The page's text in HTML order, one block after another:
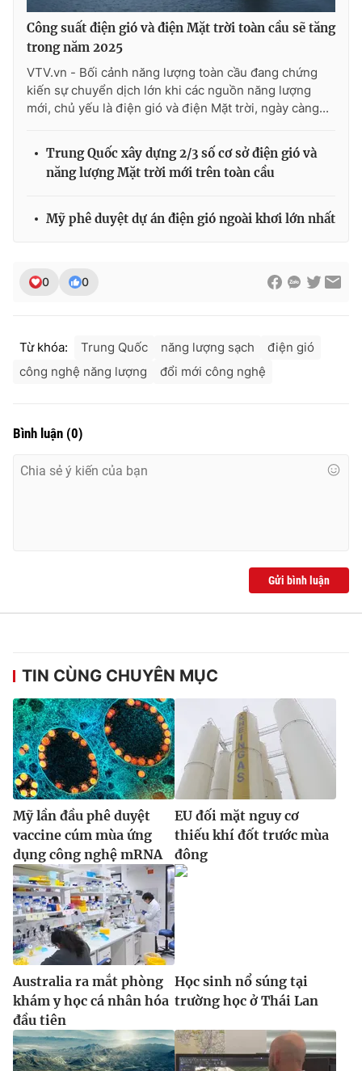
Ðiện thoại Thời báo VTV:
024.66 897 897
Email:toasoan@vtv.vn
Liên hệ quảng cáo:024-7300.7108
® Cấm sao chép dưới mọi hình thức nếu không có sự chấp
Công suất điện gió và điện Mặt trời toàn cầu sẽ tăng
trong năm 2025
VTV.vn - Bối cảnh năng lượng toàn cầu đang chứng
kiến sự chuyển dịch lớn khi các nguồn năng lượng
mới, chủ yếu là điện gió và điện Mặt trời, ngày càng...
Trung Quốc xây dựng 2/3 số cơ sở điện gió và
năng lượng Mặt trời mới trên toàn cầu
Mỹ phê duyệt dự án điện gió ngoài khơi lớn nhất
0 0
Từ khóa: Trung Quốc năng lượng sạch
điện gió
công nghệ năng lượng
đổi mới công nghệ
Bình luận (0)
Gửi bình luận
TIN CÙNG CHUYÊN MỤC
Mỹ lần đầu phê duyệt
vaccine cúm mùa ứng
dụng công nghệ mRNA
EU đối mặt nguy cơ
thiếu khí đốt trước mùa
đông
Australia ra mắt phòng
khám y học cá nhân hóa
đầu tiên
Học sinh nổ súng tại
trường học ở Thái Lan